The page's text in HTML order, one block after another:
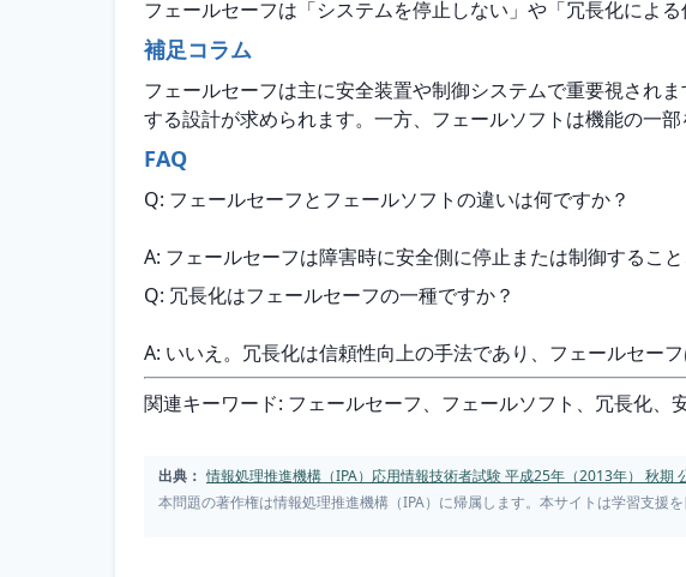
フェールセーフは「システムを停止しない」や「冗長化によ
補足コラム
フェールセーフは主に安全装置や制御システムで重要視され
する設計が求められます。一方、フェールソフトは機能の一
FAQ
Q: フェールセーフとフェールソフトの違いは何ですか？
A: フェールセーフは障害時に安全側に停止または制御するこ
Q: 冗長化はフェールセーフの一種ですか？
A: いいえ。冗長化は信頼性向上の手法であり、フェールセー
関連キーワード: フェールセーフ、フェールソフト、冗長化、
出典： 情報処理推進機構（IPA）応用情報技術者試験 平成25年（2013年） 秋期
本問題の著作権は情報処理推進機構（IPA）に帰属します。本サイトは学習支援